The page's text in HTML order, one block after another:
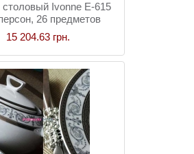
Ivonne E-615
26 предметов
15 204.63 грн.